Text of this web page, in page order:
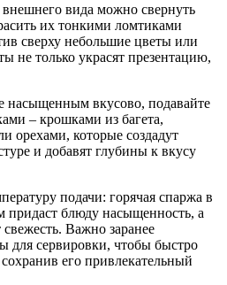
внешнего вида можно свернуть
их тонкими ломтиками
сверху небольшие цветы или
не только украсят презентацию,
насыщенным вкусово, подавайте
– крошками из багета,
орехами, которые создадут
и добавят глубины к вкусу
подачи: горячая спаржа в
придаст блюду насыщенность, а
Важно заранее
для сервировки, чтобы быстро
его привлекательный